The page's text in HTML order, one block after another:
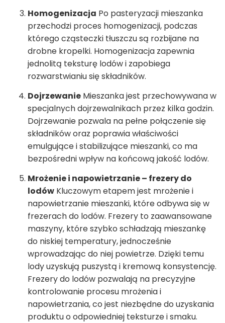
Homogenizacja Po pasteryzacji mieszanka
przechodzi proces homogenizacji, podczas
którego cząsteczki tłuszczu są rozbijane na
drobne kropelki. Homogenizacja zapewnia
jednolitą teksturę lodów i zapobiega
rozwarstwianiu się składników.
Dojrzewanie Mieszanka jest przechowywana w
specjalnych dojrzewalnikach przez kilka godzin.
Dojrzewanie pozwala na pełne połączenie się
składników oraz poprawia właściwości
emulgujące i stabilizujące mieszanki, co ma
bezpośredni wpływ na końcową jakość lodów.
Mrożenie i napowietrzanie – frezery do
lodów Kluczowym etapem jest mrożenie i
napowietrzanie mieszanki, które odbywa się w
frezerach do lodów. Frezery to zaawansowane
maszyny, które szybko schładzają mieszankę
do niskiej temperatury, jednocześnie
wprowadzając do niej powietrze. Dzięki temu
lody uzyskują puszystą i kremową konsystencję.
Frezery do lodów pozwalają na precyzyjne
kontrolowanie procesu mrożenia i
napowietrzania, co jest niezbędne do uzyskania
produktu o odpowiedniej teksturze i smaku.